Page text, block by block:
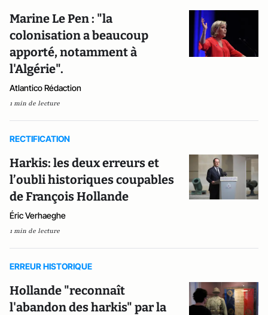
Marine Le Pen : "la
colonisation a beaucoup
apporté, notamment à
l'Algérie".
Atlantico Rédaction
1 min de lecture
RECTIFICATION
Harkis: les deux erreurs et
l’oubli historiques coupables
de François Hollande
Éric Verhaeghe
1 min de lecture
ERREUR HISTORIQUE
Hollande "reconnaît
l'abandon des harkis" par la